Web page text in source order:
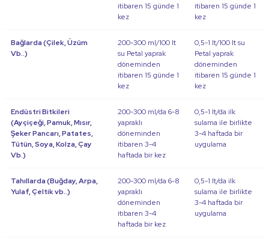
itibaren 15 günde 1
kez
itibaren 15 günde 1
kez
Bağlarda (Çilek, Üzüm
Vb..)
200-300 ml/100 lt
su Petal yaprak
döneminden
itibaren 15 günde 1
kez
0,5-1 lt/100 lt su
Petal yaprak
döneminden
itibaren 15 günde 1
kez
Endüstri Bitkileri
(Ayçiçeği, Pamuk, Mısır,
Şeker Pancarı, Patates,
Tütün, Soya, Kolza, Çay
Vb.)
200-300 ml/da 6-8
yapraklı
döneminden
itibaren 3-4
haftada bir kez
0,5-1 lt/da ilk
sulama ile birlikte
3-4 haftada bir
uygulama
Tahıllarda (Buğday, Arpa,
Yulaf, Çeltik vb..)
200-300 ml/da 6-8
yapraklı
döneminden
itibaren 3-4
haftada bir kez
0,5-1 lt/da ilk
sulama ile birlikte
3-4 haftada bir
uygulama